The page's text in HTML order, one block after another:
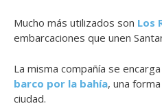
Mucho más utilizados son Los
embarcaciones que unen
La misma compañía se
barco por la bahía, una
ciudad.